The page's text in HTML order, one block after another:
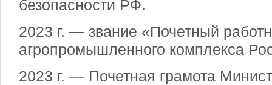
безопасности РФ.
2023 г. — звание «Почетный
агропромышленного комплекса
2023 г. — Почетная грамота